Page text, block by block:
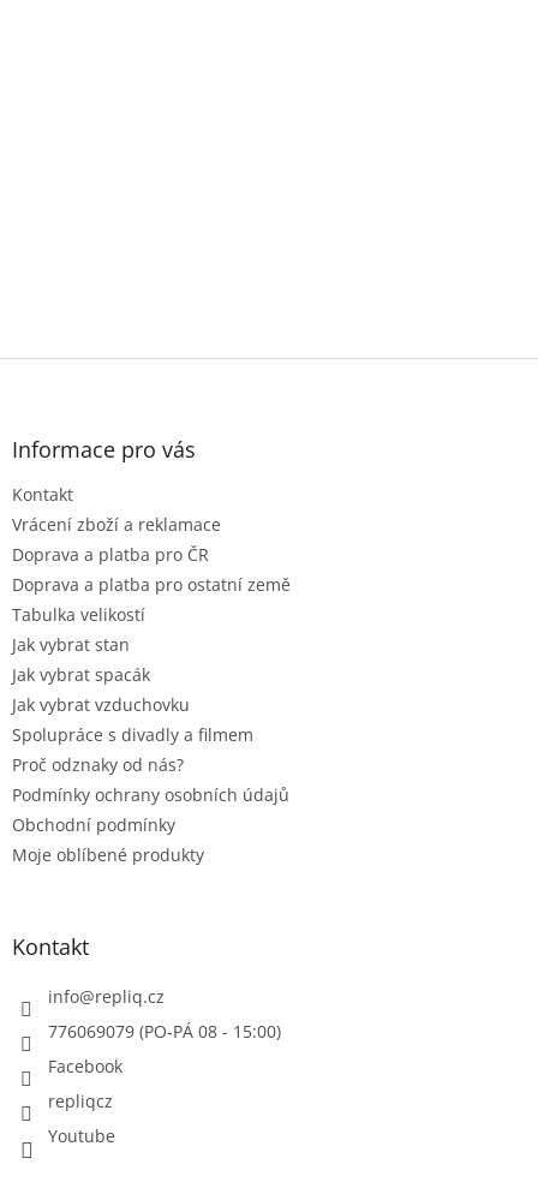
Z
Informace pro vás
Kontakt
Vrácení zboží a reklamace
Doprava a platba pro ČR
Doprava a platba pro ostatní země
Tabulka velikostí
Jak vybrat stan
Jak vybrat spacák
Jak vybrat vzduchovku
Spolupráce s divadly a filmem
Proč odznaky od nás?
Podmínky ochrany osobních údajů
Obchodní podmínky
Moje oblíbené produkty
Kontakt
info@repliq.cz
776069079 (PO-PÁ 08 - 15:00)
Facebook
repliqcz
Youtube